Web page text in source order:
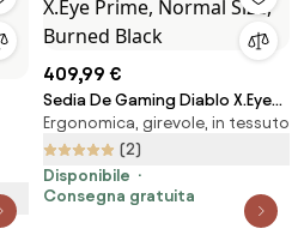
409,99 €
Sedia De Gaming Diablo X.Eye
Prime, Normal Size, Burned Black
Ergonomica, girevole, in tessuto
(2)
Disponibile
Consegna gratuita